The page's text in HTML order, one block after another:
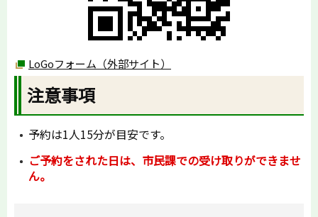
LoGoフォーム（外部サイト）
注意事項
予約は1人15分が目安です。
ご予約をされた日は、市民課での受け取りができませ
ん。